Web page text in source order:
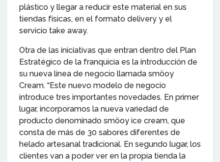
plástico y llegar a reducir este material en sus
tiendas físicas, en el formato delivery y el
servicio take away.
Otra de las iniciativas que entran dentro del Plan
Estratégico de la franquicia es la introducción de
su nueva línea de negocio llamada smöoy
Cream. “Este nuevo modelo de negocio
introduce tres importantes novedades. En primer
lugar, incorporamos la nueva variedad de
producto denominado smöoy ice cream, que
consta de más de 30 sabores diferentes de
helado artesanal tradicional. En segundo lugar, los
clientes van a poder ver en la propia tienda la